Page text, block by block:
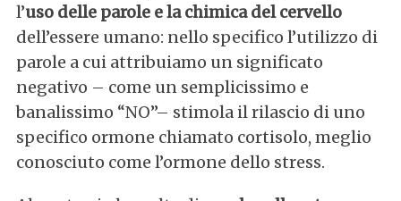
l’uso delle parole e la chimica del cervello
dell’essere umano: nello specifico l’utilizzo di
parole a cui attribuiamo un significato
negativo – come un semplicissimo e
banalissimo “NO”– stimola il rilascio di uno
specifico ormone chiamato cortisolo, meglio
conosciuto come l’ormone dello stress.